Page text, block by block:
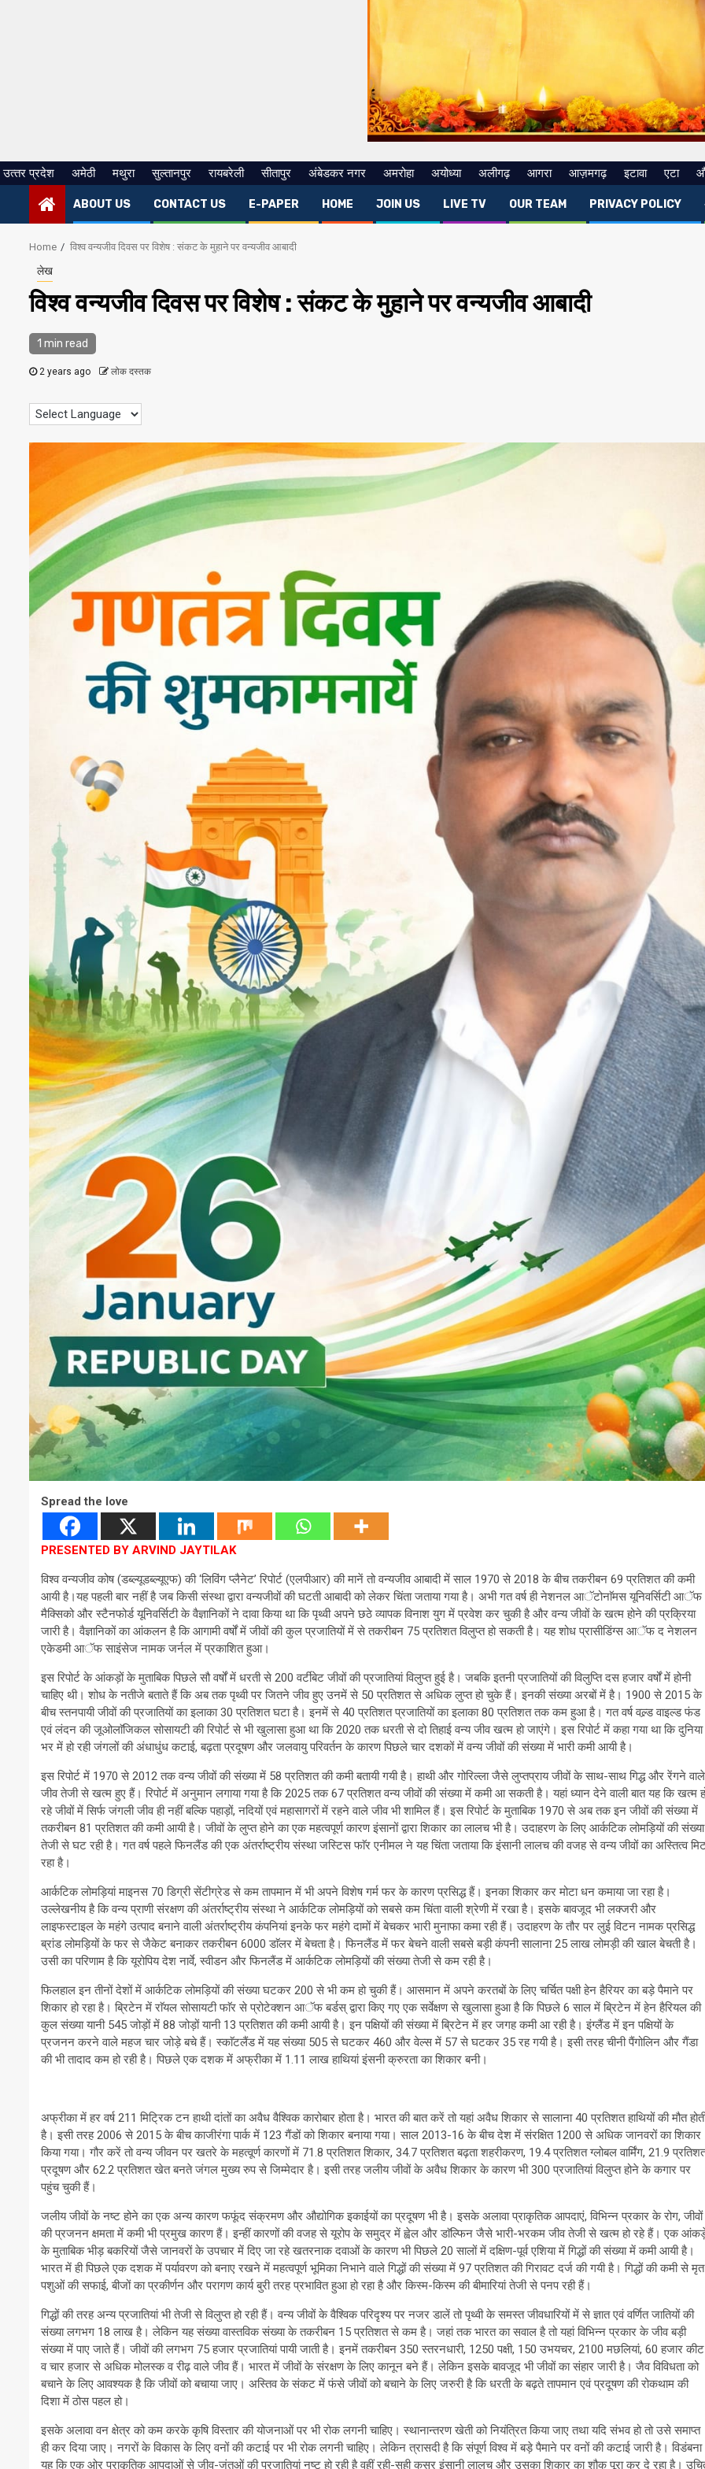
उत्‍तर प्रदेश अमेठी मथुरा सुल्तानपुर रायबरेली सीतापुर अंबेडकर नगर अमरोहा अयोध्या अलीगढ़ आगरा आज़मगढ़ इटावा एटा
ABOUT US CONTACT US E-PAPER HOME JOIN US LIVE TV OUR TEAM PRIVACY POLICY
Home विश्व वन्यजीव दिवस पर विशेष : संकट के मुहाने पर वन्यजीव आबादी
लेख
विश्व वन्यजीव दिवस पर विशेष : संकट के मुहाने पर वन्यजीव आबादी
1 min read
2 years ago लोक दस्तक
Spread the love
PRESENTED BY ARVIND JAYTILAK
विश्व वन्यजीव कोष (डब्ल्यूडब्ल्यूएफ) की ‘लिविंग प्लैनेट’ रिपोर्ट (एलपीआर) की मानें तो वन्यजीव आबादी में साल 1970 से 2018 के बीच तकरीबन 69 प्रतिशत की कमी
आयी है।यह पहली बार नहीं है जब किसी संस्था द्वारा वन्यजीवों की घटती आबादी को लेकर चिंता जताया गया है। अभी गत वर्ष ही नेशनल आॅटोनाॅमस यूनिवर्सिटी आॅफ
मैक्सिको और स्टैनफोर्ड यूनिवर्सिटी के वैज्ञानिकों ने दावा किया था कि पृथ्वी अपने छठे व्यापक विनाश युग में प्रवेश कर चुकी है और वन्य जीवों के खत्म होने की प्रक्रिया
जारी है। वैज्ञानिकों का आंकलन है कि आगामी वर्षों में जीवों की कुल प्रजातियों में से तकरीबन 75 प्रतिशत विलुप्त हो सकती है। यह शोध प्रासीडिंग्स आॅफ द नेशलन
एकेडमी आॅफ साइंसेज नामक जर्नल में प्रकाशित हुआ।
इस रिपोर्ट के आंकड़ों के मुताबिक पिछले सौ वर्षों में धरती से 200 वर्टीबेट जीवों की प्रजातियां विलुप्त हुई है। जबकि इतनी प्रजातियों की विलुप्ति दस हजार वर्षों में होनी
चाहिए थी। शोध के नतीजे बताते हैं कि अब तक पृथ्वी पर जितने जीव हुए उनमें से 50 प्रतिशत से अधिक लुप्त हो चुके हैं। इनकी संख्या अरबों में है। 1900 से 2015 के
बीच स्तनपायी जीवों की प्रजातियों का इलाका 30 प्रतिशत घटा है। इनमें से 40 प्रतिशत प्रजातियों का इलाका 80 प्रतिशत तक कम हुआ है। गत वर्ष वल्र्ड वाइल्ड फंड
एवं लंदन की जूओलाॅजिकल सोसायटी की रिपोर्ट से भी खुलासा हुआ था कि 2020 तक धरती से दो तिहाई वन्य जीव खत्म हो जाएंगे। इस रिपोर्ट में कहा गया था कि दुनिया
भर में हो रही जंगलों की अंधाधुंध कटाई, बढ़ता प्रदूषण और जलवायु परिवर्तन के कारण पिछले चार दशकों में वन्य जीवों की संख्या में भारी कमी आयी है।
इस रिपोर्ट में 1970 से 2012 तक वन्य जीवों की संख्या में 58 प्रतिशत की कमी बतायी गयी है। हाथी और गोरिल्ला जैसे लुप्तप्राय जीवों के साथ-साथ गिद्ध और रेंगने वाले
जीव तेजी से खत्म हुए हैं। रिपोर्ट में अनुमान लगाया गया है कि 2025 तक 67 प्रतिशत वन्य जीवों की संख्या में कमी आ सकती है। यहां ध्यान देने वाली बात यह कि खत्म
रहे जीवों में सिर्फ जंगली जीव ही नहीं बल्कि पहाड़ों, नदियों एवं महासागरों में रहने वाले जीव भी शामिल हैं। इस रिपोर्ट के मुताबिक 1970 से अब तक इन जीवों की संख्या में
तकरीबन 81 प्रतिशत की कमी आयी है। जीवों के लुप्त होने का एक महत्वपूर्ण कारण इंसानों द्वारा शिकार का लालच भी है। उदाहरण के लिए आर्कटिक लोमड़ियों की संख्या
तेजी से घट रही है। गत वर्ष पहले फिनलैंड की एक अंतर्राष्ट्रीय संस्था जस्टिस फाॅर एनीमल ने यह चिंता जताया कि इंसानी लालच की वजह से वन्य जीवों का अस्तित्व
रहा है।
आर्कटिक लोमड़ियां माइनस 70 डिग्री सेंटीग्रेड से कम तापमान में भी अपने विशेष गर्म फर के कारण प्रसिद्ध हैं। इनका शिकार कर मोटा धन कमाया जा रहा है।
उल्लेखनीय है कि वन्य प्राणी संरक्षण की अंतर्राष्ट्रीय संस्था ने आर्कटिक लोमड़ियों को सबसे कम चिंता वाली श्रेणी में रखा है। इसके बावजूद भी लक्जरी और
लाइफस्टाइल के महंगे उत्पाद बनाने वाली अंतर्राष्ट्रीय कंपनियां इनके फर महंगे दामों में बेचकर भारी मुनाफा कमा रही हैं। उदाहरण के तौर पर लुई विटन नामक प्रसिद्ध
ब्रांड लोमड़ियों के फर से जैकेट बनाकर तकरीबन 6000 डाॅलर में बेचता है। फिनलैंड में फर बेचने वाली सबसे बड़ी कंपनी सालाना 25 लाख लोमड़ी की खाल बेचती है।
उसी का परिणाम है कि यूरोपिय देश नार्वे, स्वीडन और फिनलैंड में आर्कटिक लोमड़ियों की संख्या तेजी से कम रही है।
फिलहाल इन तीनों देशों में आर्कटिक लोमड़ियों की संख्या घटकर 200 से भी कम हो चुकी हैं। आसमान में अपने करतबों के लिए चर्चित पक्षी हेन हैरियर का बड़े पैमाने पर
शिकार हो रहा है। ब्रिटेन में राॅयल सोसायटी फाॅर से प्रोटेक्शन आॅफ बर्डस् द्वारा किए गए एक सर्वेक्षण से खुलासा हुआ है कि पिछले 6 साल में ब्रिटेन में हेन हैरियल की
कुल संख्या यानी 545 जोड़ों में 88 जोड़ों यानी 13 प्रतिशत की कमी आयी है। इन पक्षियों की संख्या में ब्रिटेन में हर जगह कमी आ रही है। इंग्लैंड में इन पक्षियों के
प्रजनन करने वाले महज चार जोड़े बचे हैं। स्काॅटलैंड में यह संख्या 505 से घटकर 460 और वेल्स में 57 से घटकर 35 रह गयी है। इसी तरह चीनी पैंगोलिन और गैंडा
की भी तादाद कम हो रही है। पिछले एक दशक में अफ्रीका में 1.11 लाख हाथियां इंसनी क्रुरता का शिकार बनी।
अफ्रीका में हर वर्ष 211 मिट्रिक टन हाथी दांतों का अवैध वैश्विक कारोबार होता है। भारत की बात करें तो यहां अवैध शिकार से सालाना 40 प्रतिशत हाथियों की मौत
है। इसी तरह 2006 से 2015 के बीच काजीरंगा पार्क में 123 गैंडों को शिकार बनाया गया। साल 2013-16 के बीच देश में संरक्षित 1200 से अधिक जानवरों का शिकार
किया गया। गौर करें तो वन्य जीवन पर खतरे के महत्वूर्ण कारणों में 71.8 प्रतिशत शिकार, 34.7 प्रतिशत बढ़ता शहरीकरण, 19.4 प्रतिशत ग्लोबल वार्मिंग, 21.9
प्रदूषण और 62.2 प्रतिशत खेत बनते जंगल मुख्य रुप से जिम्मेदार है। इसी तरह जलीय जीवों के अवैध शिकार के कारण भी 300 प्रजातियां विलुप्त होने के कगार पर
पहुंच चुकी हैं।
जलीय जीवों के नष्ट होने का एक अन्य कारण फफूंद संक्रमण और औद्योगिक इकाईयों का प्रदूषण भी है। इसके अलावा प्राकृतिक आपदाएं, विभिन्न प्रकार के रोग, जीवों
की प्रजनन क्षमता में कमी भी प्रमुख कारण हैं। इन्हीं कारणों की वजह से यूरोप के समुद्र में ह्वेल और डाॅल्फिन जैसे भारी-भरकम जीव तेजी से खत्म हो रहे हैं। एक
के मुताबिक भीड़ बकरियों जैसे जानवरों के उपचार में दिए जा रहे खतरनाक दवाओं के कारण भी पिछले 20 सालों में दक्षिण-पूर्व एशिया में गिद्धों की संख्या में कमी आयी है।
भारत में ही पिछले एक दशक में पर्यावरण को बनाए रखने में महत्वपूर्ण भूमिका निभाने वाले गिद्धों की संख्या में 97 प्रतिशत की गिरावट दर्ज की गयी है। गिद्धों की कमी से मृत
पशुओं की सफाई, बीजों का प्रकीर्णन और परागण कार्य बुरी तरह प्रभावित हुआ हो रहा है और किस्म-किस्म की बीमारियां तेजी से पनप रही हैं।
गिद्धों की तरह अन्य प्रजातियां भी तेजी से विलुप्त हो रही हैं। वन्य जीवों के वैश्विक परिदृश्य पर नजर डालें तो पृथ्वी के समस्त जीवधारियों में से ज्ञात एवं वर्णित जातियों की
संख्या लगभग 18 लाख है। लेकिन यह संख्या वास्तविक संख्या के तकरीबन 15 प्रतिशत से कम है। जहां तक भारत का सवाल है तो यहां विभिन्न प्रकार के जीव बड़ी
संख्या में पाए जाते हैं। जीवों की लगभग 75 हजार प्रजातियां पायी जाती है। इनमें तकरीबन 350 स्तरनधारी, 1250 पक्षी, 150 उभयचर, 2100 मछलियां, 60 हजार कीट
व चार हजार से अधिक मोलस्क व रीढ़ वाले जीव हैं। भारत में जीवों के संरक्षण के लिए कानून बने हैं। लेकिन इसके बावजूद भी जीवों का संहार जारी है। जैव विविधता को
बचाने के लिए आवश्यक है कि जीवों को बचाया जाए। अस्तिव के संकट में फंसे जीवों को बचाने के लिए जरुरी है कि धरती के बढ़ते तापमान एवं प्रदूषण की रोकथाम की
दिशा में ठोस पहल हो।
इसके अलावा वन क्षेत्र को कम करके कृषि विस्तार की योजनाओं पर भी रोक लगनी चाहिए। स्थानान्तरण खेती को नियंत्रित किया जाए तथा यदि संभव हो तो उसे समाप्त
ही कर दिया जाए। नगरों के विकास के लिए वनों की कटाई पर भी रोक लगनी चाहिए। लेकिन त्रासदी है कि संपूर्ण विश्व में बड़े पैमाने पर वनों की कटाई जारी है। विडंबना
यह कि एक ओर प्राकृतिक आपदाओं से जीव-जंतुओं की प्रजातियां नष्ट हो रही है वहीं रही-सही कसर इंसानी लालच और उसका शिकार का शौक पूरा कर दे रहा है।